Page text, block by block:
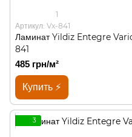
1
Артикул: Vx-841
Ламинат Yildiz Entegre
841
485 грн/м²
Купить ⚡
3